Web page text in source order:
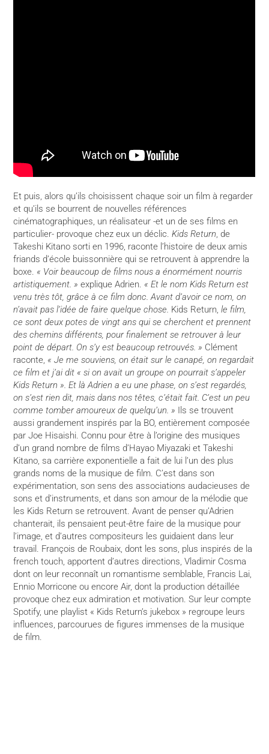
Et puis, alors qu’ils choisissent chaque soir un film à regarder
et qu’ils se bourrent de nouvelles références
cinématographiques, un réalisateur -et un de ses films en
particulier- provoque chez eux un déclic.Kids Return, de
Takeshi Kitano sorti en 1996, raconte l’histoire de deux amis
friands d’école buissonnière qui se retrouvent à apprendre la
boxe. « Voir beaucoup de films nous a énormément nourris
artistiquement. » explique Adrien. « Et le nom Kids Return est
venu très tôt, grâce à ce film donc. Avant d’avoir ce nom, on
n’avait pas l’idée de faire quelque chose. Kids Return,le film,
ce sont deux potes de vingt ans qui se cherchent et prennent
des chemins différents, pour finalement se retrouver à leur
point de départ. On s’y est beaucoup retrouvés. » Clément
raconte, « Je me souviens, on était sur le canapé, on regardait
ce film et j’ai dit « si on avait un groupe on pourrait s’appeler
Kids Return ». Et là Adrien a eu une phase, on s’est regardés,
on s’est rien dit, mais dans nos têtes, c’était fait. C’est un peu
comme tomber amoureux de quelqu’un. » Ils se trouvent
aussi grandement inspirés par la BO, entièrement composée
par Joe Hisaishi. Connu pour être à l’origine des musiques
d’un grand nombre de films d’Hayao Miyazaki et Takeshi
Kitano, sa carrière exponentielle a fait de lui l’un des plus
grands noms de la musique de film. C’est dans son
expérimentation, son sens des associations audacieuses de
sons et d’instruments, et dans son amour de la mélodie que
les Kids Return se retrouvent. Avant de penser qu’Adrien
chanterait, ils pensaient peut-être faire de la musique pour
l’image, et d’autres compositeurs les guidaient dans leur
travail. François de Roubaix, dont les sons, plus inspirés de la
french touch, apportent d’autres directions, Vladimir Cosma
dont on leur reconnaît un romantisme semblable, Francis Lai,
Ennio Morricone ou encore Air, dont la production détaillée
provoque chez eux admiration et motivation. Sur leur compte
Spotify, une playlist « Kids Return’s jukebox » regroupe leurs
influences, parcourues de figures immenses de la musique
de film.